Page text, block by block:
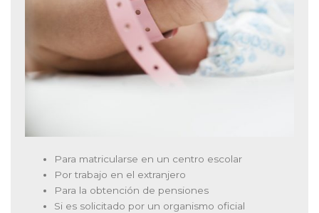
Para matricularse en un centro escolar
Por trabajo en el extranjero
Para la obtención de pensiones
Si es solicitado por un organismo oficial